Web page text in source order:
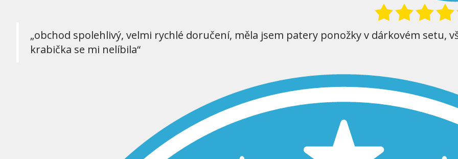
„obchod spolehlivý, velmi rychlé doručení, měla jsem patery ponožky v dárkovém setu,
krabička se mi nelíbila“